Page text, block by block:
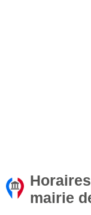
mairie